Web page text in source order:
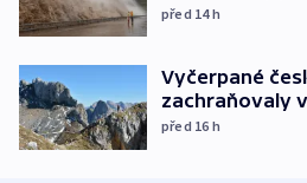
před 14h
Vyčerpané
zachraňovaly
před 16 h